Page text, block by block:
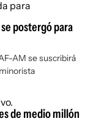
postergó para
AM se suscribirá
de medio millón